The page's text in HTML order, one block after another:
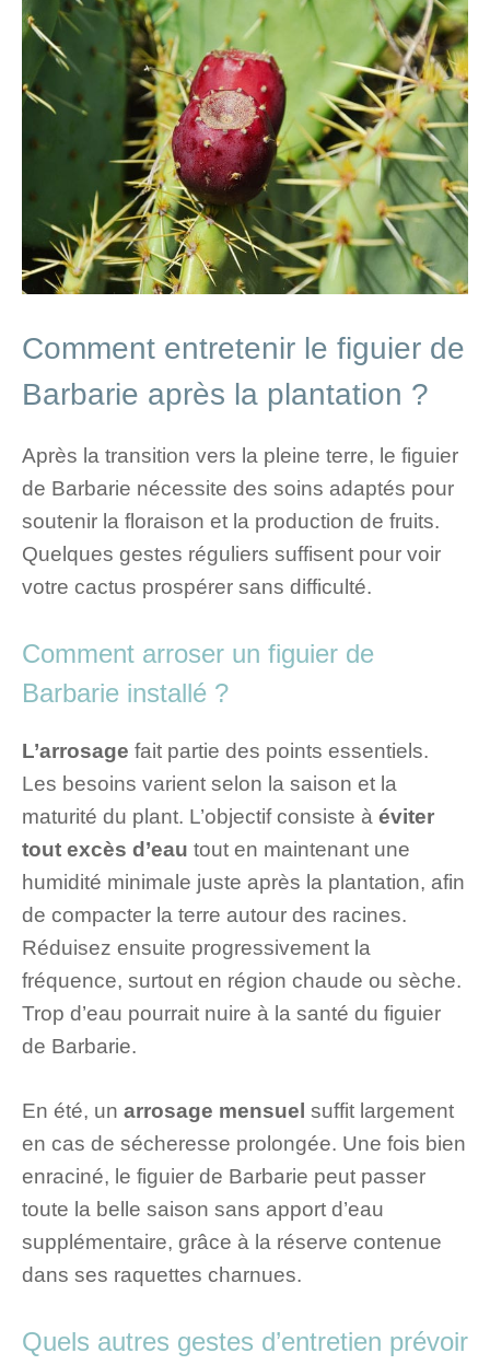
Comment entretenir le figuier de
Barbarie après la plantation ?
Après la transition vers la pleine terre, le figuier
de Barbarie nécessite des soins adaptés pour
soutenir la floraison et la production de fruits.
Quelques gestes réguliers suffisent pour voir
votre cactus prospérer sans difficulté.
Comment arroser un figuier de
Barbarie installé ?
L’arrosage fait partie des points essentiels.
Les besoins varient selon la saison et la
maturité du plant. L’objectif consiste à éviter
tout excès d’eau tout en maintenant une
humidité minimale juste après la plantation, afin
de compacter la terre autour des racines.
Réduisez ensuite progressivement la
fréquence, surtout en région chaude ou sèche.
Trop d’eau pourrait nuire à la santé du figuier
de Barbarie.
En été, un arrosage mensuel suffit largement
en cas de sécheresse prolongée. Une fois bien
enraciné, le figuier de Barbarie peut passer
toute la belle saison sans apport d’eau
supplémentaire, grâce à la réserve contenue
dans ses raquettes charnues.
Quels autres gestes d’entretien prévoir